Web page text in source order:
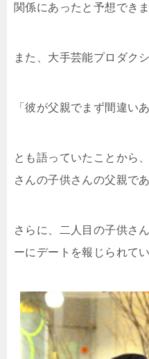
関係にあったと予想でき
また、大手芸能プロダク
「彼が父親でまず間違い
とも語っていたことから
さんの子供さんの父親で
さらに、二人目の子供さ
ーにデートを報じられてい